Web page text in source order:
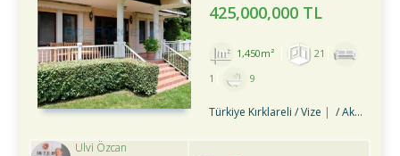
425,000,000 TL
1,450m²
21
1
9
Türkiye Kırklareli / Vize / Akpınar Köyü
Ulvi Özcan